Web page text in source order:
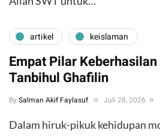
artikel keislaman
Empat Pilar
Tanbihul Ghafilin
By Salman Akif Faylasuf Juli 28, 2026
Dalam hiruk-pikuk kehidupan